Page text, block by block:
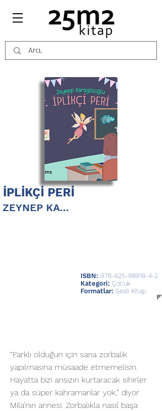
İPLİKÇİ PERİ
ZEYNEP KARAGÖZOĞLU
ISBN: 978-625-98918-4-2
Kategori: Çocuk
Formatlar: Sesli Kitap
“Farklı olduğun için sana zorbalık
yapılmasına müsaade etmemelisin.
Hayatta bizi ansızın kurtaracak sihirler
ya da süper kahramanlar yok,” diyor
Mila’nın annesi. Zorbalıkla nasıl başa